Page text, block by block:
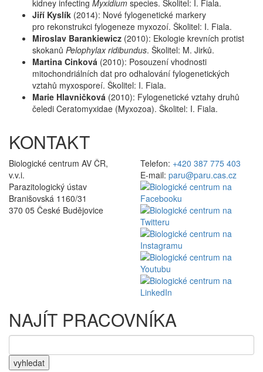
kidney infecting Myxidium species. Školitel: I. Fiala.
Jiří Kyslík (2014): Nové fylogenetické markery
pro rekonstrukci fylogeneze myxozoí. Školitel: I. Fiala.
Miroslav Barankiewicz (2010): Ekologie krevních protist
skokanů Pelophylax ridibundus. Školitel: M. Jirků.
Martina Cinková (2010): Posouzení vhodnosti
mitochondriálních dat pro odhalování fylogenetických
vztahů myxosporeí. Školitel: I. Fiala.
Marie Hlavničková (2010): Fylogenetické vztahy druhů
čeledi Ceratomyxidae (Myxozoa). Školitel: I. Fiala.
KONTAKT
Biologické centrum AV ČR,
v.v.i.
Parazitologický ústav
Branišovská 1160/31
370 05 České Budějovice
Telefon: +420 387 775 403
E-mail: paru@paru.cas.cz
NAJÍT PRACOVNÍKA
vyhledat